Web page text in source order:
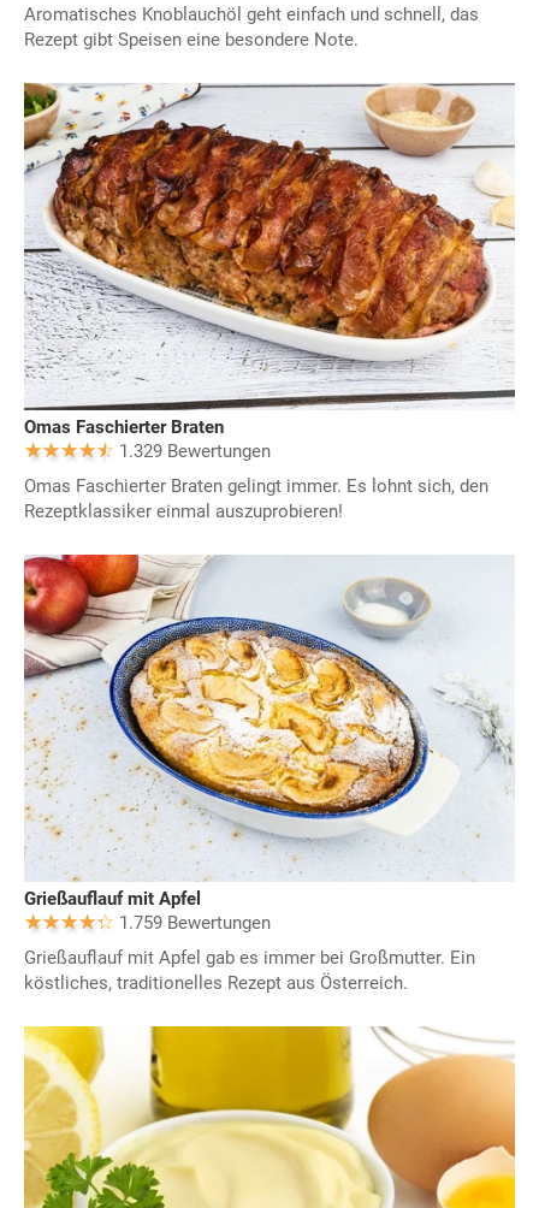
Aromatisches Knoblauchöl geht einfach und schnell, das
Rezept gibt Speisen eine besondere Note.
Omas Faschierter Braten
1.329 Bewertungen
Omas Faschierter Braten gelingt immer. Es lohnt sich, den
Rezeptklassiker einmal auszuprobieren!
Grießauflauf mit Apfel
1.759 Bewertungen
Grießauflauf mit Apfel gab es immer bei Großmutter. Ein
köstliches, traditionelles Rezept aus Österreich.